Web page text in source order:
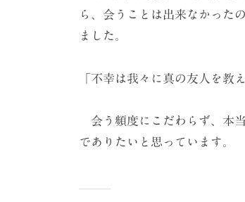
ら、会うことは出来なかった
ました。
「不幸は我々に真の友人を教
会う頻度にこだわらず、本
でありたいと思っています。